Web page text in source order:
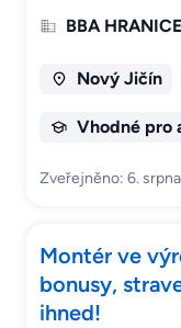
BBA
Nový Jičín
Vhodné pro
Zveřejněno: 6. srpna
Montér ve
bonusy,
ihned!